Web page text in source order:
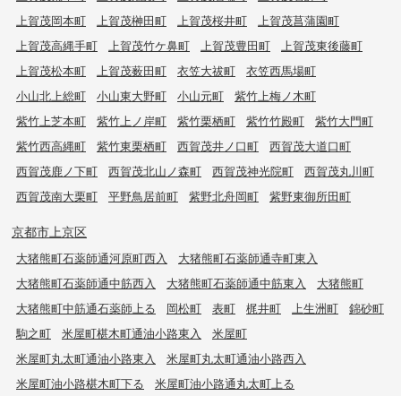
上賀茂岡本町
上賀茂榊田町 上賀茂桜井町
上賀茂菖蒲園町
上賀茂高縄手町
上賀茂竹ケ鼻町 上賀茂豊田町
上賀茂東後藤町
上賀茂松本町
上賀茂薮田町 衣笠大祓町
衣笠西馬場町
小山北上総町
小山東大野町 小山元町
紫竹上梅ノ木町
紫竹上芝本町
紫竹上ノ岸町 紫竹栗栖町 紫竹竹殿町
紫竹大門町
紫竹西高縄町
紫竹東栗栖町 西賀茂井ノ口町
西賀茂大道口町
西賀茂鹿ノ下町
西賀茂北山ノ森町 西賀茂神光院町
西賀茂丸川町
西賀茂南大栗町
平野鳥居前町 紫野北舟岡町 紫野東御所田町
京都市上京区
大猪熊町石薬師通河原町西入
大猪熊町石薬師通寺町東入
大猪熊町石薬師通中筋西入
大猪熊町石薬師通中筋東入
大猪熊町
大猪熊町中筋通石薬師上る
岡松町 表町 梶井町 上生洲町
錦砂町
駒之町
米屋町椹木町通油小路東入
米屋町
米屋町丸太町通油小路東入
米屋町丸太町通油小路西入
米屋町油小路椹木町下る
米屋町油小路通丸太町上る